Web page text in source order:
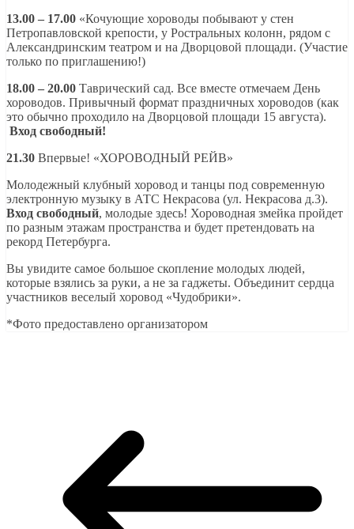
13.00 – 17.00 «Кочующие хороводы побывают у стен
Петропавловской крепости, у Ростральных колонн, рядом с
Александринским театром и на Дворцовой площади. (Участие
только по приглашению!)
18.00 – 20.00 Таврический сад. Все вместе отмечаем День
хороводов. Привычный формат праздничных хороводов (как
это обычно проходило на Дворцовой площади 15 августа).
Вход свободный!
21.30 Впервые! «ХОРОВОДНЫЙ РЕЙВ»
Молодежный клубный хоровод и танцы под современную
электронную музыку в АТС Некрасова (ул. Некрасова д.3).
Вход свободный, молодые здесь! Хороводная змейка пройдет
по разным этажам пространства и будет претендовать на
рекорд Петербурга.
Вы увидите самое большое скопление молодых людей,
которые взялись за руки, а не за гаджеты. Объединит сердца
участников веселый хоровод «Чудобрики».
*Фото предоставлено организатором